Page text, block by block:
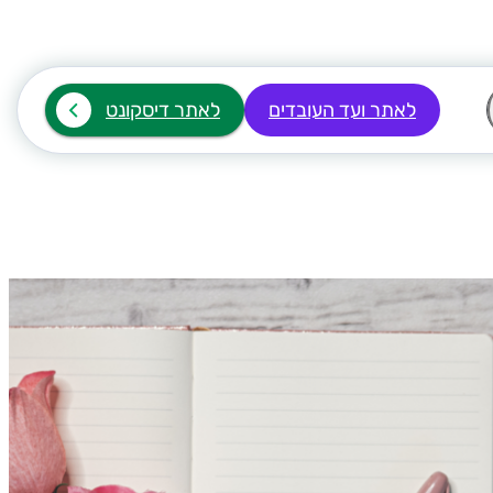
לאתר ועד העובדים לאתר דיסקונט